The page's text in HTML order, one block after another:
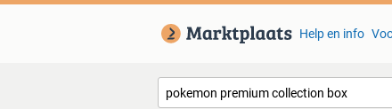
Help en info